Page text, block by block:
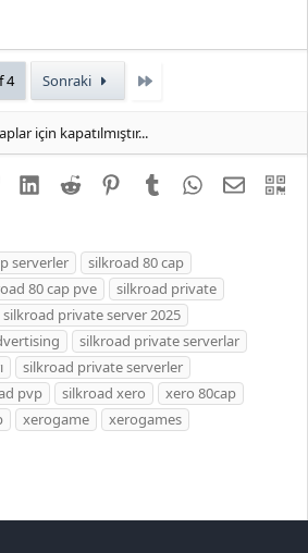
4 Sonraki
için kapatılmıştır...
LinkedIn
Reddit PinterestTumblr WhatsApp
E-posta
serverler
silkroad 80 cap
80 cap pve
silkroad private
silkroad private server 2025
silkroad private serverlar
silkroad private serverler
pvp silkroad xero
xero 80cap
xerogame xerogames